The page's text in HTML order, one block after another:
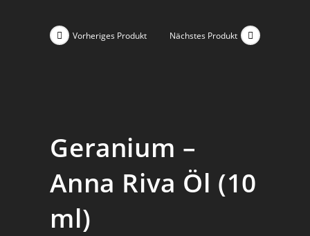
Vorheriges Produkt Nächstes Produkt
Geranium –
Anna Riva Öl (10
ml)